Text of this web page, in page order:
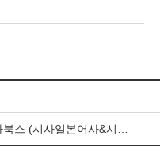
2025년 상반기 시사북스 (시사일본어사&시사중국어사) 대학생 기자단 모집 (~2/16)